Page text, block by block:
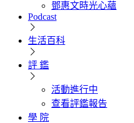
鄧惠文時光心蘊
Podcast
生活百科
評 鑑
活動進行中
查看評鑑報告
學 院